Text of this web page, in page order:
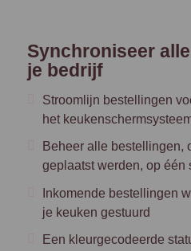
Synchroniseer
je bedrijf
Stroomlijn bestellingen
het
Beheer alle bestellingen,
geplaatst werden, op één
Inkomende bestellingen
je keuken gestuurd
Een kleurgecodeerde